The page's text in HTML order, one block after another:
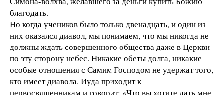
благодать.
Но когда учеников было только двенадцать, и один из
них оказался диавол, мы понимаем, что мы никогда не
должны ждать совершенного общества даже в Церкви
по эту сторону небес. Никакие обеты долга, никакие
особые отношения с Самим Господом не удержат того,
кто имеет диавола. Иуда приходит к
первосвященникам и говорит: «Что вы хотите дать мне,